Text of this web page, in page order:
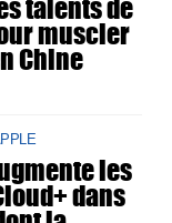
muscler
Chine
les
dans